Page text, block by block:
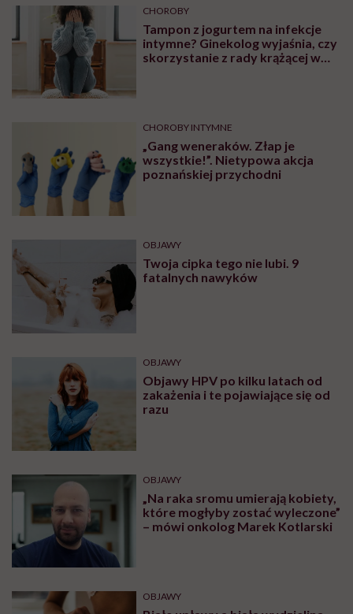
CHOROBY
Tampon z jogurtem na infekcje
intymne? Ginekolog wyjaśnia, czy
skorzystanie z rady krążącej w
CHOROBY INTYMNE
„Gang weneraków. Złap je
wszystkie!”. Nietypowa akcja
poznańskiej przychodni
OBJAWY
Twoja cipka tego nie lubi. 9
fatalnych nawyków
OBJAWY
Objawy HPV po kilku latach od
zakażenia i te pojawiające się od
razu
OBJAWY
„Na raka sromu umierają kobiety,
które mogłyby zostać wyleczone”
– mówi onkolog Marek Kotlarski
OBJAWY